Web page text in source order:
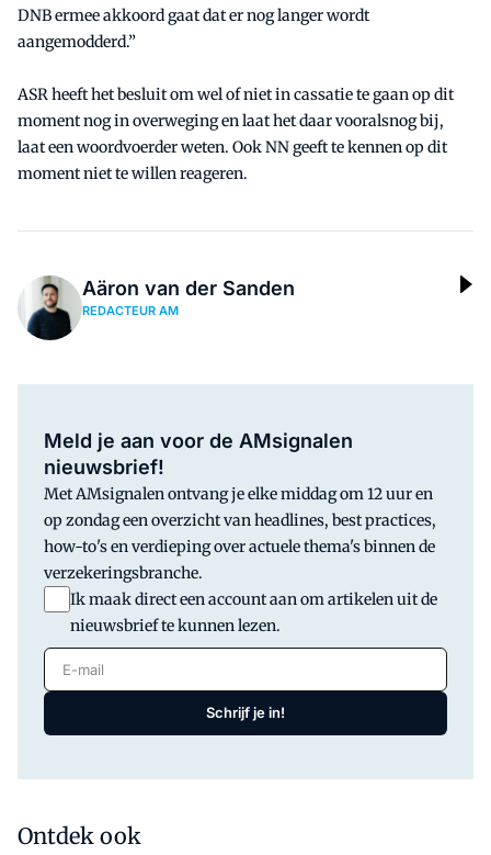
DNB ermee akkoord gaat dat er nog langer wordt
aangemodderd.”
ASR heeft het besluit om wel of niet in cassatie te gaan op dit
moment nog in overweging en laat het daar vooralsnog bij,
laat een woordvoerder weten. Ook NN geeft te kennen op dit
moment niet te willen reageren.
Aäron van der Sanden
REDACTEUR AM
Meld je aan voor de AMsignalen
nieuwsbrief!
Met AMsignalen ontvang je elke middag om 12 uur en
op zondag een overzicht van headlines, best practices,
how-to's en verdieping over actuele thema's binnen de
verzekeringsbranche.
Ik maak direct een account aan om artikelen uit de
nieuwsbrief te kunnen lezen.
E-mail
Schrijf je in!
Ontdek ook